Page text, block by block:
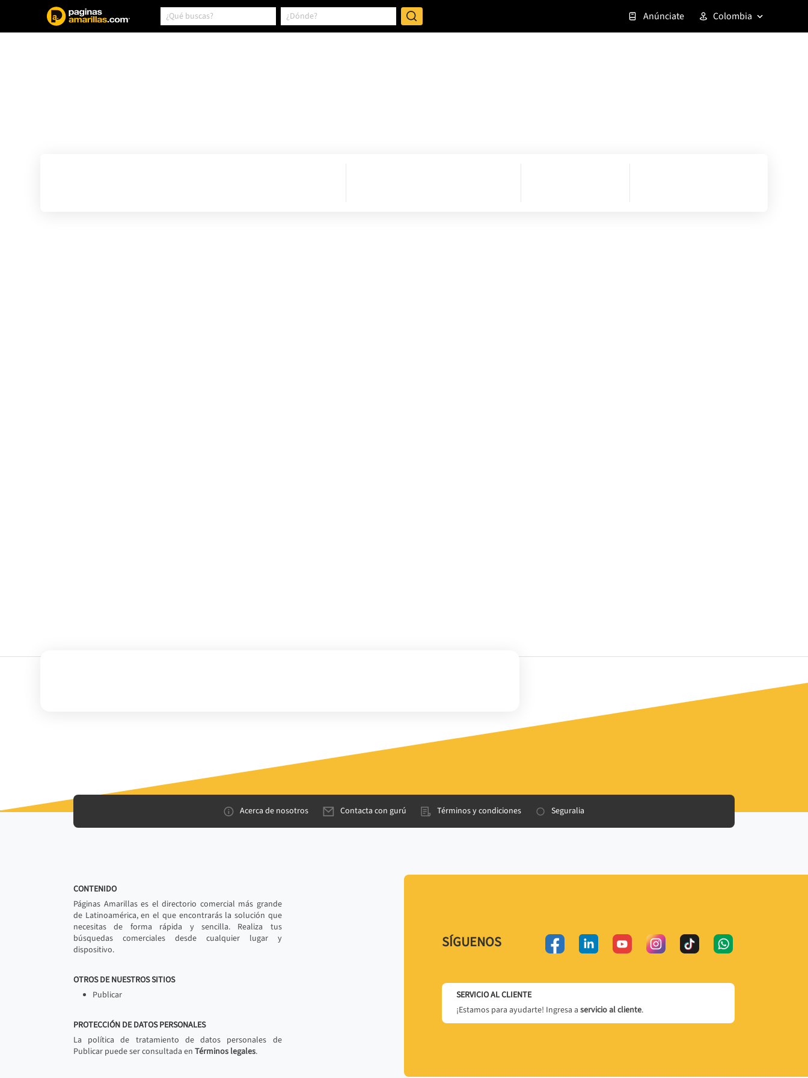
Anúnciate Colombia
Acerca de nosotros Contacta con gurú Términos y condiciones Seguralia
CONTENIDO
Páginas Amarillas es el directorio comercial más grande
de Latinoamérica, en el que encontrarás la solución que
necesitas de forma rápida y sencilla. Realiza tus
búsquedas comerciales desde cualquier lugar y
dispositivo.
OTROS DE NUESTROS SITIOS
Publicar
PROTECCIÓN DE DATOS PERSONALES
La política de tratamiento de datos personales de
Publicar puede ser consultada en Términos legales.
SÍGUENOS
SERVICIO AL CLIENTE
¡Estamos para ayudarte! Ingresa a servicio al cliente.